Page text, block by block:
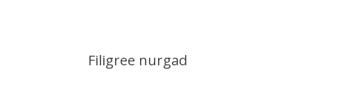
Filigree nurgad